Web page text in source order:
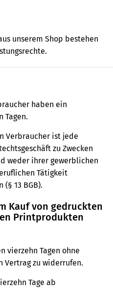
unserem Shop bestehen
haben ein
Tagen.
Verbraucher ist jede
zu Zwecken
weder ihrer gewerblichen
Tätigkeit
13 BGB).
Kauf von gedruckten
Printprodukten
vierzehn Tagen ohne
Vertrag zu widerrufen.
Tage ab